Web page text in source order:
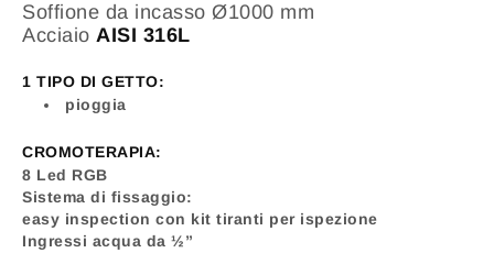
Soffione da incasso Ø1000 mm
Acciaio AISI 316L
1 TIPO DI GETTO:
pioggia
CROMOTERAPIA:
8 Led RGB
Sistema di fissaggio:
easy inspection con kit tiranti per ispezione
Ingressi acqua da ½”